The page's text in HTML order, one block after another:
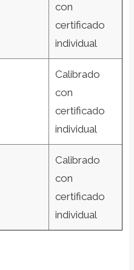
con
certificado
individual
Calibrado
con
certificado
individual
Calibrado
con
certificado
individual